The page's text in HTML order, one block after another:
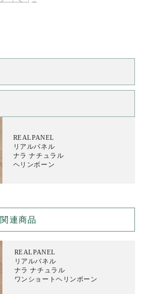
REALPANEL
リアルパネル
ナラ ナチュラル
ヘリンボーン
関連商品
REALPANEL
リアルパネル
ナラ ナチュラル
ワンショートヘリンボーン